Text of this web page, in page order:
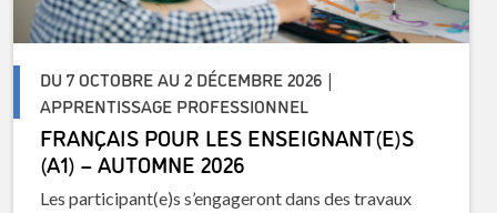
DU 7 OCTOBRE AU 2 DÉCEMBRE 2026 |
APPRENTISSAGE PROFESSIONNEL
FRANÇAIS POUR LES ENSEIGNANT(E)S
(A1) – AUTOMNE 2026
Les participant(e)s s’engageront dans des travaux